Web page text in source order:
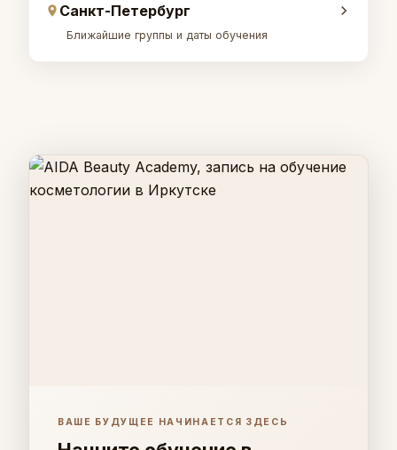
Санкт-Петербург
Ближайшие группы и даты обучения
ВАШЕ БУДУЩЕЕ НАЧИНАЕТСЯ ЗДЕСЬ